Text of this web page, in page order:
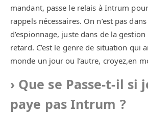
mandant, passe le relais à Intrum
rappels nécessaires. On n’est pas
d’espionnage, juste dans de la
retard. C’est le genre de situation qui
monde un jour ou l’autre, croyez,en
Que se Passe-t-il si
paye pas Intrum ?